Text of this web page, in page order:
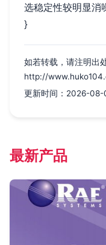
选稳定性较明显消
}
如若转载，请注明出
http://
更新时间：2026-08-
最新产品